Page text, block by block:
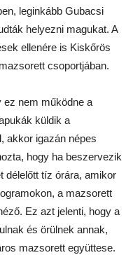
leginkább Gubacsi
helyezni magukat. A
ellenére is Kiskőrös
csoportjában.
ez nem működne a
küldik a
akkor igazán népes
hogy ha beszervezik
délelőtt tíz órára, amikor
a mazsorett
Ez azt jelenti, hogy a
és örülnek annak,
mazsorett együttese.